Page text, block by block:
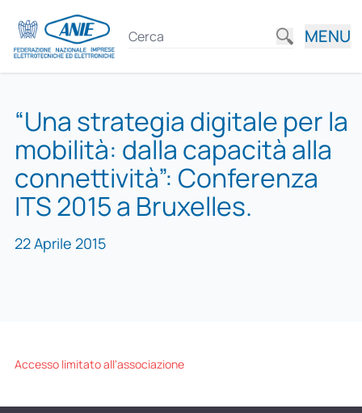
MENU
“Una strategia digitale per la
mobilità: dalla capacità alla
connettività”: Conferenza
ITS 2015 a Bruxelles.
22 Aprile 2015
Accesso limitato all'associazione